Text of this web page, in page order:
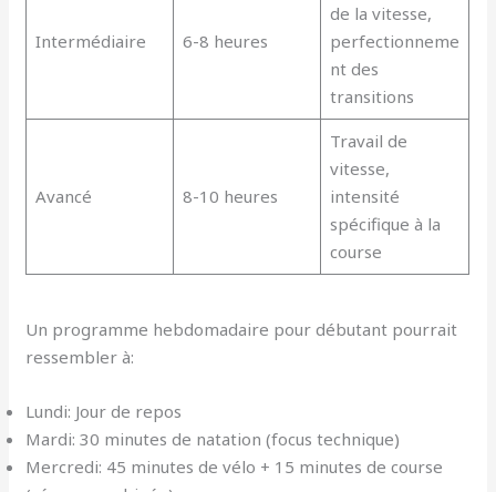
Intermédiaire 6-8 heures
de la vitesse,
perfectionneme
nt des
transitions
Avancé 8-10 heures
Travail de
vitesse,
intensité
spécifique à la
course
Un programme hebdomadaire pour débutant pourrait
ressembler à:
Lundi: Jour de repos
Mardi: 30 minutes de natation (focus technique)
Mercredi: 45 minutes de vélo + 15 minutes de course